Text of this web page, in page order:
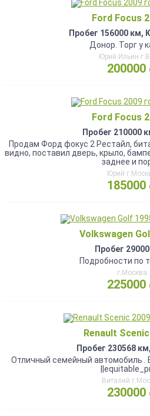
Ford Focus
Пробег 156000 км,
Донор. Торг у
Юрий Ильин
200000
Ford Focus
Пробег 210000
Продам Форд фокус 2 Рестайл,
видно, поставил дверь, крыло,
заднее и
Юрий
185000
Volkswagen
Пробег
Подробности по
г.Москва
225000
Renault
Пробег 230568
Отличный семейный автомобиль .
Виталий
230000